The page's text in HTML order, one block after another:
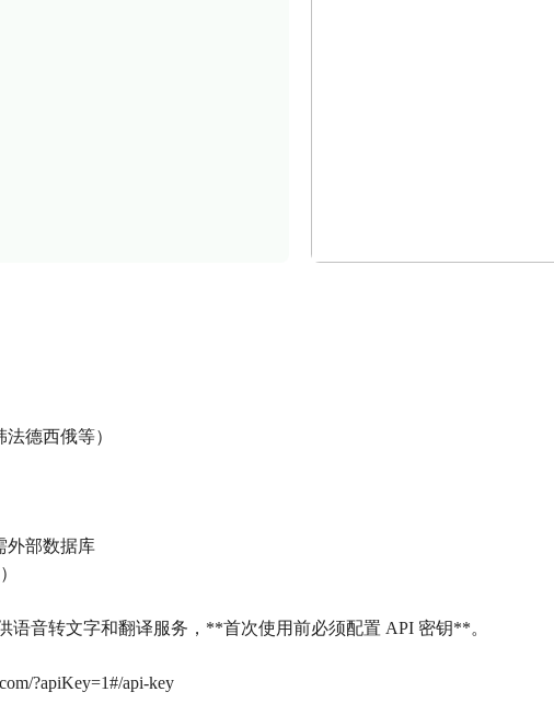
德西俄等）
外部数据库
语音转文字和翻译服务，**首次使用前必须配置 API 密钥**。
?apiKey=1#/api-key